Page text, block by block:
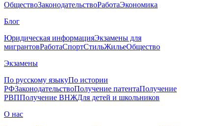
ОбществоЗаконодательствоРаботаЭкономика
Блог
Юридическая информацияЭкзамены для
мигрантовРаботаСпортСтильЖильеОбщество
Экзамены
По русскому языкуПо истории
РФЗаконодательствоПолучение патентаПолучение
РВППолучение ВНЖДля детей и школьников
О нас